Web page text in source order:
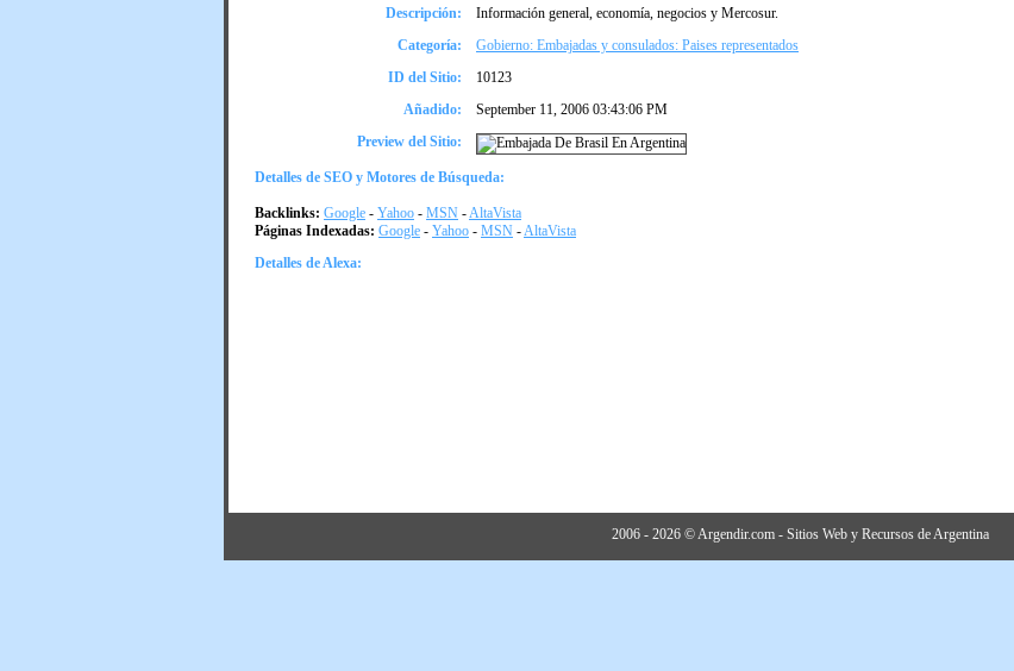
Descripción:
Información general, economí­a, negocios y Mercosur.
Categoría:
Gobierno: Embajadas y consulados: Paises representados
ID del Sitio:
10123
Añadido:
September 11, 2006 03:43:06 PM
Preview del Sitio:
Detalles de SEO y Motores de Búsqueda:
Backlinks: Google - Yahoo - MSN -AltaVista
Páginas Indexadas: Google - Yahoo - MSN -AltaVista
Detalles de Alexa:
2006 - 2026 © Argendir.com - Sitios Web y Recursos de Argentina